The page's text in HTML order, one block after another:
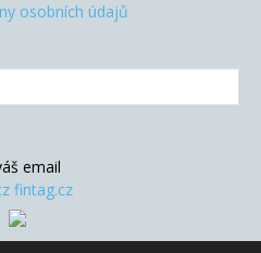
osobních údajů
email
fintag.cz